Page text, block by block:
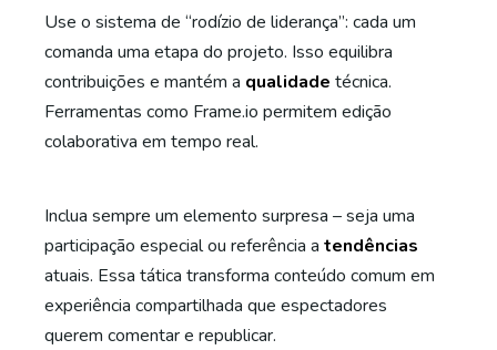
Use o sistema de “rodízio de liderança”: cada um
comanda uma etapa do projeto. Isso equilibra
contribuições e mantém a qualidade técnica.
Ferramentas como Frame.io permitem edição
colaborativa em tempo real.
Inclua sempre um elemento surpresa – seja uma
participação especial ou referência a tendências
atuais. Essa tática transforma conteúdo comum em
experiência compartilhada que espectadores
querem comentar e republicar.